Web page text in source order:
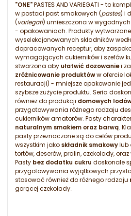
"ONE"PASTES AND VARIEGATI - to
w postaci past smakowych (pastes) i
(variegati) umieszczona w
- opakowaniach. Produkty
wyselekcjonowanych składników
dopracowanych receptur, aby
wymagających cukierników i szefów
stworzona aby ułatwić dozowaniei
zróżnicowanie produktóww ofercie
restauracji) - mniejsze opakowanie
szybsze zużycie produktu. Seria
również do produkcji domowych
przygotowywania różnego rodzaju
cukierników amatorów. Pasty
naturalnym smakiem oraz barwą.
pasty przeznaczone są do celów
wszystkim jako składnik smakowylub
tortów, deserów, pralin, czekolady,
Pasty bez dodatku cukru doskonale
przygotowywania wyjątkowych
stosować również do różnego rodzaju
gorącej czekolady.